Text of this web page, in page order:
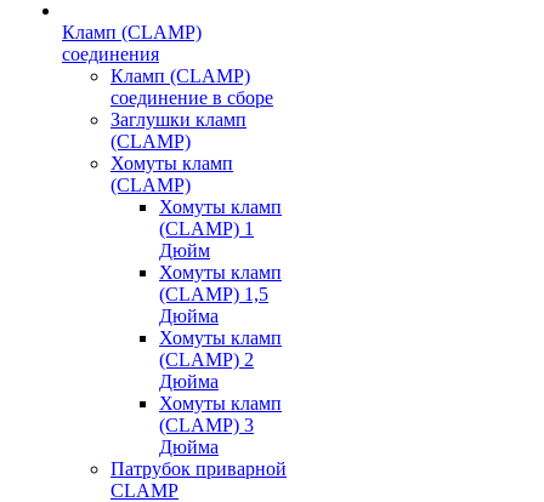
Кламп (CLAMP)
соединения
Кламп (CLAMP)
соединение в сборе
Заглушки кламп
(CLAMP)
Хомуты кламп
(CLAMP)
Хомуты кламп
(CLAMP) 1
Дюйм
Хомуты кламп
(CLAMP) 1,5
Дюйма
Хомуты кламп
(CLAMP) 2
Дюйма
Хомуты кламп
(CLAMP) 3
Дюйма
Патрубок приварной
CLAMP